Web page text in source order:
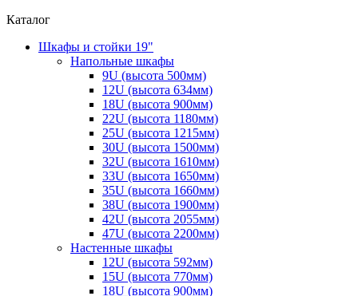
Каталог
Шкафы и стойки 19"
Напольные шкафы
9U (высота 500мм)
12U (высота 634мм)
18U (высота 900мм)
22U (высота 1180мм)
25U (высота 1215мм)
30U (высота 1500мм)
32U (высота 1610мм)
33U (высота 1650мм)
35U (высота 1660мм)
38U (высота 1900мм)
42U (высота 2055мм)
47U (высота 2200мм)
Настенные шкафы
12U (высота 592мм)
15U (высота 770мм)
18U (высота 900мм)